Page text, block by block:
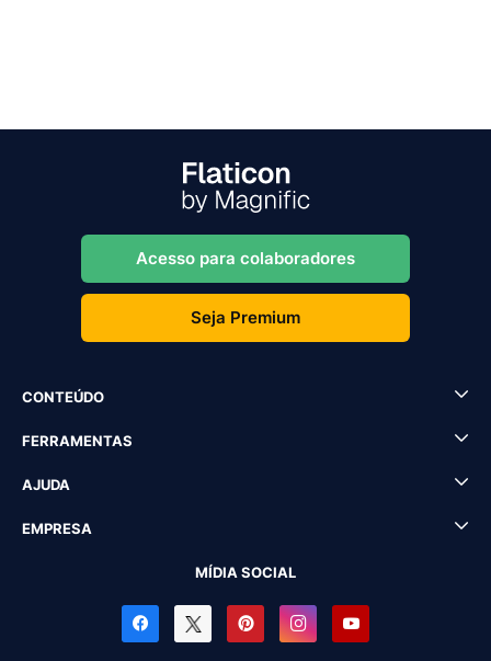
Acesso para colaboradores
Seja Premium
CONTEÚDO
FERRAMENTAS
AJUDA
EMPRESA
MÍDIA SOCIAL